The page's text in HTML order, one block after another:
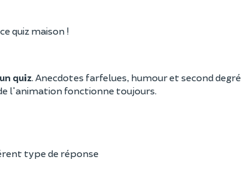
quiz maison !
quiz. Anecdotes farfelues, humour et second degré
l'animation fonctionne toujours.
type de réponse